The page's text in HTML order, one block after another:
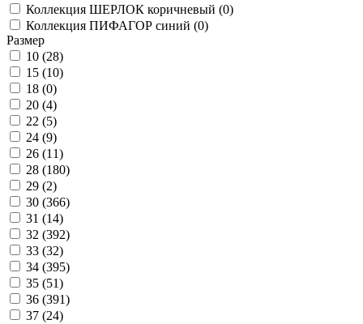
Коллекция ШЕРЛОК коричневый (0)
Коллекция ПИФАГОР синий (0)
Размер
10 (28)
15 (10)
18 (0)
20 (4)
22 (5)
24 (9)
26 (11)
28 (180)
29 (2)
30 (366)
31 (14)
32 (392)
33 (32)
34 (395)
35 (51)
36 (391)
37 (24)